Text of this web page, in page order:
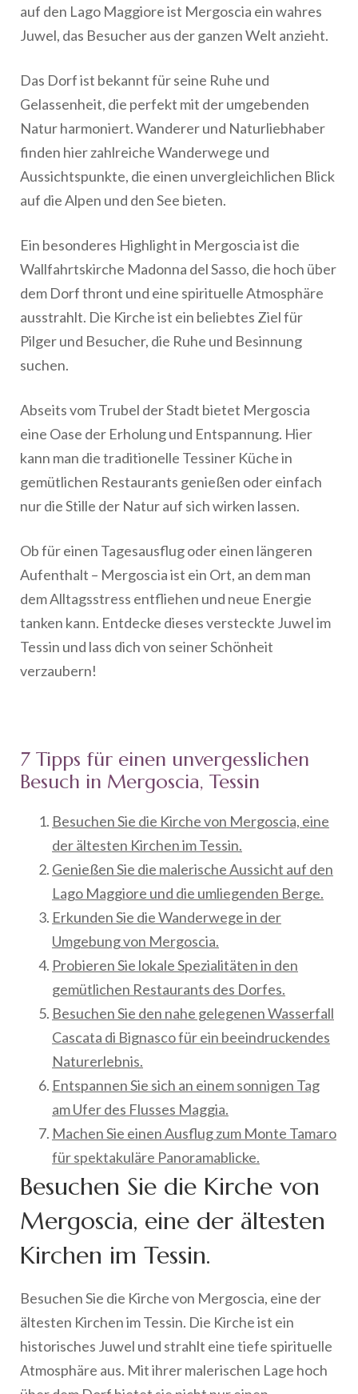
auf den Lago Maggiore ist Mergoscia ein wahres
Juwel, das Besucher aus der ganzen Welt anzieht.
Das Dorf ist bekannt für seine Ruhe und
Gelassenheit, die perfekt mit der umgebenden
Natur harmoniert. Wanderer und Naturliebhaber
finden hier zahlreiche Wanderwege und
Aussichtspunkte, die einen unvergleichlichen Blick
auf die Alpen und den See bieten.
Ein besonderes Highlight in Mergoscia ist die
Wallfahrtskirche Madonna del Sasso, die hoch über
dem Dorf thront und eine spirituelle Atmosphäre
ausstrahlt. Die Kirche ist ein beliebtes Ziel für
Pilger und Besucher, die Ruhe und Besinnung
suchen.
Abseits vom Trubel der Stadt bietet Mergoscia
eine Oase der Erholung und Entspannung. Hier
kann man die traditionelle Tessiner Küche in
gemütlichen Restaurants genießen oder einfach
nur die Stille der Natur auf sich wirken lassen.
Ob für einen Tagesausflug oder einen längeren
Aufenthalt – Mergoscia ist ein Ort, an dem man
dem Alltagsstress entfliehen und neue Energie
tanken kann. Entdecke dieses versteckte Juwel im
Tessin und lass dich von seiner Schönheit
verzaubern!
7 Tipps für einen unvergesslichen
Besuch in Mergoscia, Tessin
Besuchen Sie die Kirche von Mergoscia, eine
der ältesten Kirchen im Tessin.
Genießen Sie die malerische Aussicht auf den
Lago Maggiore und die umliegenden Berge.
Erkunden Sie die Wanderwege in der
Umgebung von Mergoscia.
Probieren Sie lokale Spezialitäten in den
gemütlichen Restaurants des Dorfes.
Besuchen Sie den nahe gelegenen Wasserfall
Cascata di Bignasco für ein beeindruckendes
Naturerlebnis.
Entspannen Sie sich an einem sonnigen Tag
am Ufer des Flusses Maggia.
Machen Sie einen Ausflug zum Monte Tamaro
für spektakuläre Panoramablicke.
Besuchen Sie die Kirche von
Mergoscia, eine der ältesten
Kirchen im Tessin.
Besuchen Sie die Kirche von Mergoscia, eine der
ältesten Kirchen im Tessin. Die Kirche ist ein
historisches Juwel und strahlt eine tiefe spirituelle
Atmosphäre aus. Mit ihrer malerischen Lage hoch